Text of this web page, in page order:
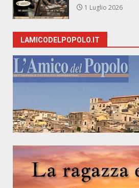
1 Luglio 2026
LAMICODELPOPOLO.IT